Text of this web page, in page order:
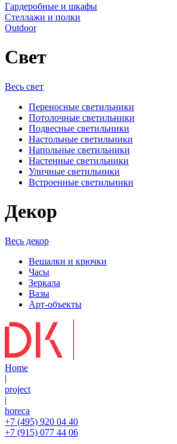
Гардеробные и шкафы
Стеллажи и полки
Outdoor
Свет
Весь свет
Переносные светильники
Потолочные светильники
Подвесные светильники
Настольные светильники
Напольные светильники
Настенные светильники
Уличные светильники
Встроенные светильники
Декор
Весь декор
Вешалки и крючки
Часы
Зеркала
Вазы
Арт-объекты
Home
|
project
|
horeca
+7 (495) 920 04 40
+7 (915) 077 44 06